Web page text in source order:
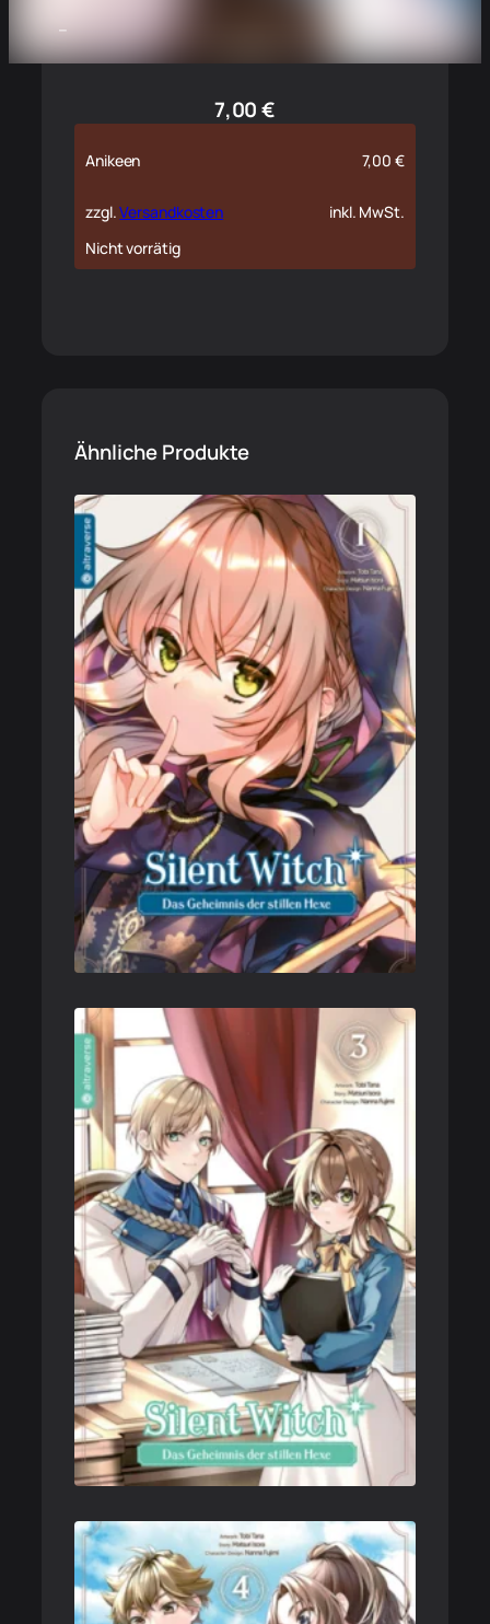
–
7,00€
Anikeen 7,00€
zzgl.Versandkosten
inkl. MwSt.
Nicht vorrätig
Ähnliche Produkte